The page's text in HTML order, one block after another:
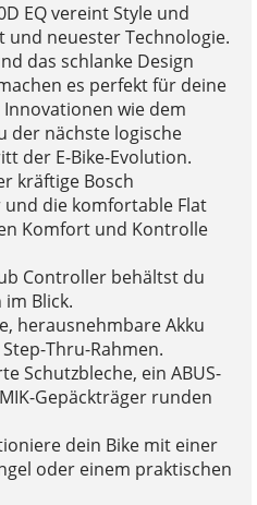
EQ vereint Style und
neuester Technologie.
das schlanke Design
es perfekt für deine
wie dem
der nächste logische
der E-Bike-Evolution.
kräftige Bosch
die komfortable Flat
Komfort und Kontrolle
Controller behältst du
Blick.
herausnehmbare Akku
Thru-Rahmen.
Schutzbleche, ein ABUS-
Gepäckträger runden
dein Bike mit einer
oder einem praktischen